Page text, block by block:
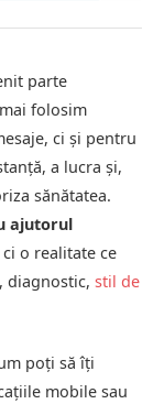
parte
folosim
ci și pentru
a lucra și,
sănătatea.
ajutorul
o realitate ce
, diagnostic, stil de
poți să îți
mobile sau